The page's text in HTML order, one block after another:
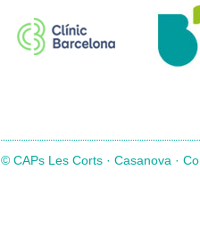
© CAPs Les Corts · Casanova ·